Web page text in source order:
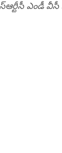
ఎండీ